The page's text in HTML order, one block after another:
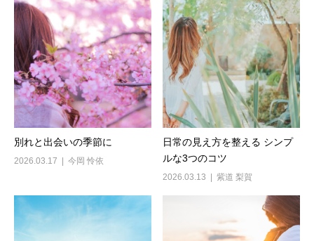
別れと出会いの季節に
2026.03.17 今岡 怜依
日常の見え方を整える シンプ
ルな3つのコツ
2026.03.13 紫道 梨賀